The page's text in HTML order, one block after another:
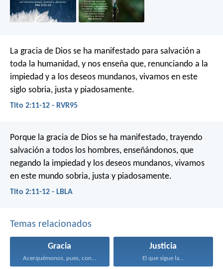
La gracia de Dios se ha manifestado para salvación a
toda la humanidad, y nos enseña que, renunciando a la
impiedad y a los deseos mundanos, vivamos en este
siglo sobria, justa y piadosamente.
Tito 2:11-12 - RVR95
Porque la gracia de Dios se ha manifestado, trayendo
salvación a todos los hombres, enseñándonos, que
negando la impiedad y los deseos mundanos, vivamos
en este mundo sobria, justa y piadosamente.
Tito 2:11-12 - LBLA
Temas relacionados
Gracia
Acerquémonos, pues, confiadamente al...
Justicia
El que sigue la...